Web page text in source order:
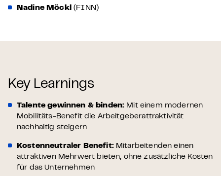
Nadine Möckl (FINN)
Key Learnings
Talente gewinnen & binden: Mit einem modernen
Mobilitäts-Benefit die Arbeitgeberattraktivität
nachhaltig steigern
Kostenneutraler Benefit:Mitarbeitenden einen
attraktiven Mehrwert bieten, ohne zusätzliche Kosten
für das Unternehmen